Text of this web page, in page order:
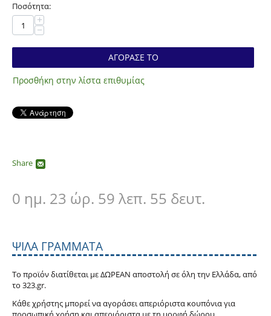
Ποσότητα:
+
−
ΑΓΟΡΑΣΕ ΤΟ
Προσθήκη στην λίστα επιθυμίας
Share
0 ημ. 23 ώρ. 59 λεπ. 53 δευτ.
ΨΙΛΆ ΓΡΆΜΜΑΤΑ
Το προϊόν διατίθεται με ΔΩΡΕΑΝ αποστολή σε όλη την Ελλάδα, από
το 323.gr.
Κάθε χρήστης μπορεί να αγοράσει απεριόριστα κουπόνια για